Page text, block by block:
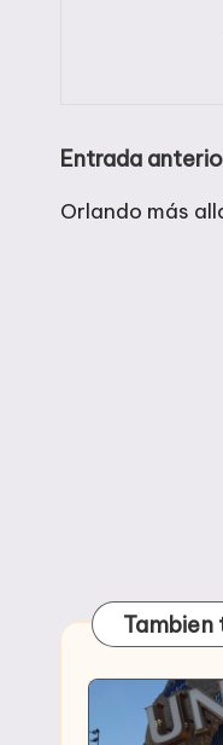
de
Entrada
Orlando más